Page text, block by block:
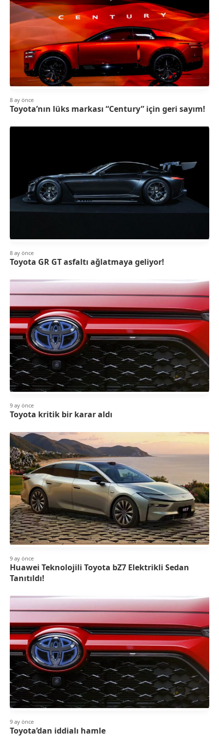
8 ay önce
Toyota’nın lüks markası “Century” için geri sayım!
8 ay önce
Toyota GR GT asfaltı ağlatmaya geliyor!
9 ay önce
Toyota kritik bir karar aldı
9 ay önce
Huawei Teknolojili Toyota bZ7 Elektrikli Sedan
Tanıtıldı!
9 ay önce
Toyota’dan iddialı hamle